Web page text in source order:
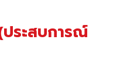
ระสบการณ์